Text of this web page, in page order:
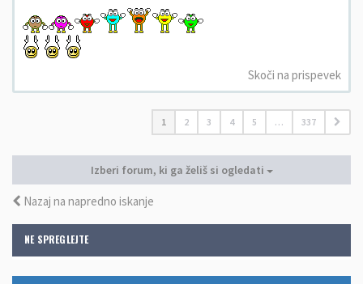
NE SPREGLEJTE
Skoči na prispevek
1 2 3 4 5 … 337
Izberi forum, ki ga želiš si ogledati
Nazaj na napredno iskanje